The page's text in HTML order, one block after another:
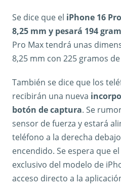
Se dice que el iPhone 16
8,25 mm y pesará 194
Pro Max tendrá unas
8,25 mm con 225 gramos
También se dice que los
recibirán una nueva
botón de captura. Se
sensor de fuerza y ​​estará
teléfono a la derecha
encendido. Se espera que
exclusivo del modelo de
acceso directo a la